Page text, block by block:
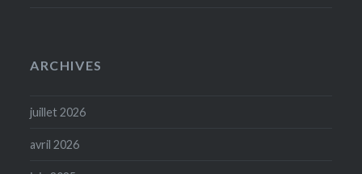
ARCHIVES
juillet 2026
avril 2026